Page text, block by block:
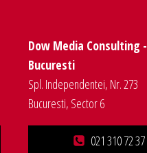
Dow Media Consulting -
Bucuresti
Spl. Independentei, Nr. 273
Bucuresti, Sector 6
021 310 72 37